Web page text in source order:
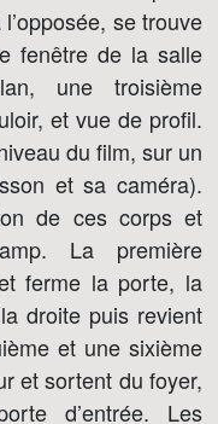
l’opposée, se trouve
fenêtre de la salle
une troisième
et vue de profil.
du film, sur un
et sa caméra).
de ces corps et
La première
ferme la porte, la
droite puis revient
et une sixième
et sortent du foyer,
d’entrée. Les